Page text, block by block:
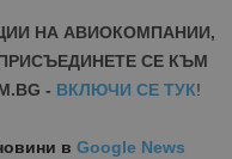
НА АВИОКОМПАНИИ,
СЕ КЪМ
- ВКЛЮЧИ СЕ ТУК!
в Google News